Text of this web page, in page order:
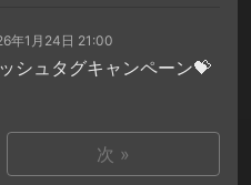
年1月24日 21:00
シュタグキャンペーン💝
次 »